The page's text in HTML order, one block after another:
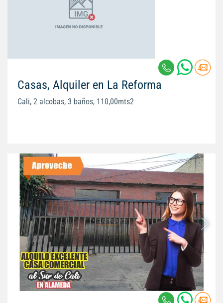
Casas, Alquiler en La Reforma
Cali, 2 alcobas, 3 baños, 110,00mts2